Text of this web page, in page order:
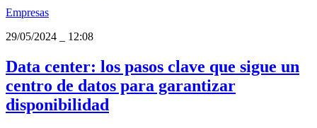
Empresas
29/05/2024
12:08
Data center: los pasos clave que sigue un
centro de datos para garantizar
disponibilidad